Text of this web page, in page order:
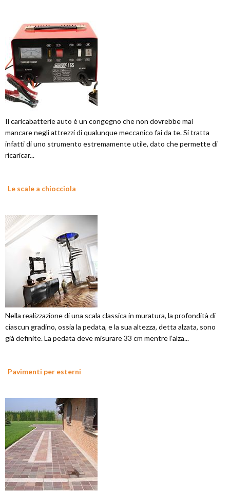
Il caricabatterie auto è un congegno che non dovrebbe mai
mancare negli attrezzi di qualunque meccanico fai da te. Si tratta
infatti di uno strumento estremamente utile, dato che permette di
ricaricar...
Le scale a chiocciola
Nella realizzazione di una scala classica in muratura, la profondità di
ciascun gradino, ossia la pedata, e la sua altezza, detta alzata, sono
già definite. La pedata deve misurare 33 cm mentre l’alza...
Pavimenti per esterni